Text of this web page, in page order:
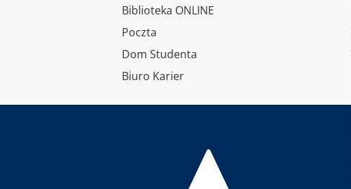
Biblioteka ONLINE
Poczta
Dom Studenta
Biuro Karier